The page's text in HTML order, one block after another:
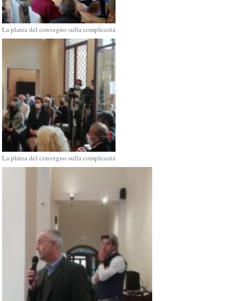
La platea del convegno sulla complessità
La platea del convegno sulla complessità